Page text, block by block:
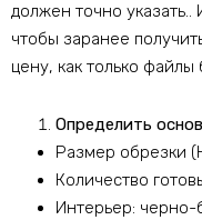
должен точно указать..
чтобы заранее
цену, как только файлы
Определить
Размер обрезки
Количество
Интерьер: